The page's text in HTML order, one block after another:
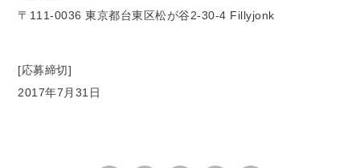
〒111-0036 東京都台東区松が谷2-30-4 Fillyjonk
[応募締切]
2017年7月31日